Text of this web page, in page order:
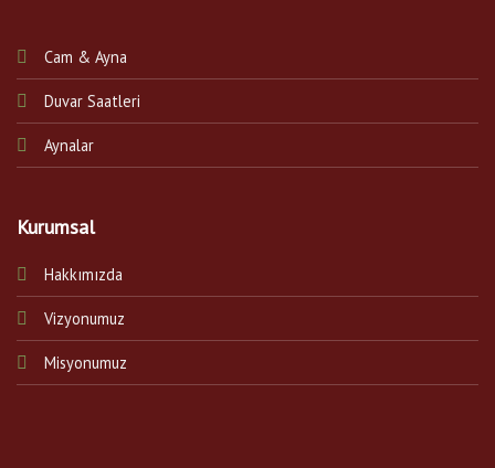
Cam & Ayna
Duvar Saatleri
Aynalar
Kurumsal
Hakkımızda
Vizyonumuz
Misyonumuz